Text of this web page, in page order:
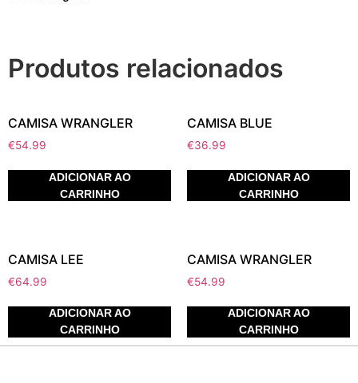
Produtos relacionados
CAMISA WRANGLER
€54.99
ADICIONAR AO
CARRINHO
CAMISA BLUE
€36.99
ADICIONAR AO
CARRINHO
CAMISA LEE
€64.99
ADICIONAR AO
CARRINHO
CAMISA WRANGLER
€54.99
ADICIONAR AO
CARRINHO